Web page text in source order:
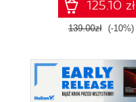
with confidence,
and boost your
cloud career
125.10 zł
139.00zł (-10%)